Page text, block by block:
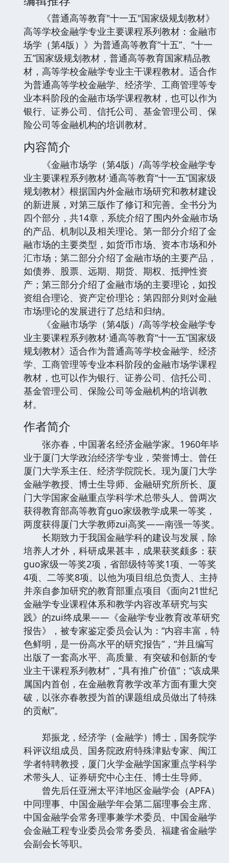
《普通高等教育"十一五"国家级规划教材》
高等学校金融学专业主要课程系列教材：金融市
场学（第4版）》为普通高等教育“十五”、“十一
五”国家级规划教材，普通高等教育国家精品教
材，高等学校金融学专业主干课程教材。适合作
为普通高等学校金融学、经济学、工商管理等专
业本科阶段的金融市场学课程教材，也可以作为
银行、证券公司、信托公司、基金管理公司、保
险公司等金融机构的培训教材。
内容简介
《金融市场学（第4版）/高等学校金融学专
业主要课程系列教材·通高等教育“十一五”国家级
规划教材》根据国内外金融市场研究和教材建设
的新进展，对第三版作了修订和完善。全书分为
四个部分，共14章，系统介绍了围内外金融市场
的产品、机制以及相关理论。第一部分介绍了金
融市场的主要类型，如货币市场、资本市场和外
汇市场；第二部分介绍了金融市场的主要产品，
如债券、股票、远期、期货、期权、抵押性资
产；第三部分介绍了金融市场的主要理论，如投
资组合理论、资产定价理论；第四部分则对金融
市场理论的发展进行了总结和归纳。
《金融市场学（第4版）/高等学校金融学专
业主要课程系列教材·通高等教育“十一五”国家级
规划教材》适合作为普通高等学校金融学、经济
学、工商管理等专业本科阶段的金融市场学课程
教材，也可以作为银行、证券公司、信托公司、
基金管理公司、保险公司等金融机构的培训教
材。
作者简介
张亦春，中国著名经济金融学家。1960年毕
业于厦门大学政治经济学专业，荣誉博士。曾任
厦门大学系主任、经济学院院长。现为厦门大学
金融学教授、博士生导师、金融研究所所长、厦
门大学国家金融重点学科学术总带头人。曾两次
获得教育部高等教育guo家级教学成果一等奖，
两度获得厦门大学教师zui高奖——南强一等奖。
长期致力于我国金融学科的建设与发展，除
培养人才外，科研成果甚丰，成果获奖颇多：获
guo家级一等奖2项，省部级特等奖1项、一等奖
4项、二等奖8项。以他为项目组总负责人、主持
并亲自参加研究的教育部重点项目《面向21世纪
金融学专业课程体系和教学内容改革研究与实
践》的zui终成果——《金融学专业教育改革研究
报告》，被专家鉴定委员会认为：“内容丰富，特
色鲜明，是一份高水平的研究报告”，“并且编写
出版了一套高水平、高质量、有突破和创新的专
业主干课程系列教材”，“具有推广价值”；“该成果
属国内首创，在金融教育教学改革方面有重大突
破，以张亦春教授为首的课题组成员做出了特殊
的贡献”。
郑振龙，经济学（金融学）博士，国务院学
科评议组成员、国务院政府特殊津贴专家、闽江
学者特聘教授，厦门火学金融学国家重点学科学
术带头人、证券研究中心主任、博士生导师。
曾先后任亚洲太平洋地区金融学会（APFA）
中同理事、中国金融学年会第二届理事会主席、
中国金融学会常务理事兼学术委员、中国金融学
会金融工程专业委员会常务委员、福建省金融学
会副会长等职。